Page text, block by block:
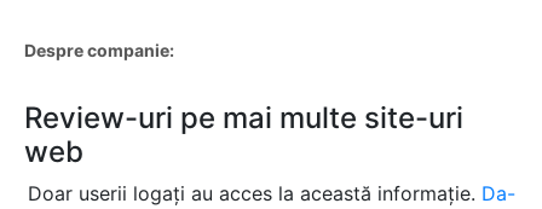
Despre companie:
Review-uri pe mai multe site-uri
web
Doar userii logați au acces la această informație. Da-